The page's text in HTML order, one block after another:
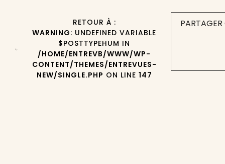
RETOUR À :
WARNING: UNDEFINED VARIABLE
$POSTTYPEHUM IN
/HOME/ENTREVB/WWW/WP-
CONTENT/THEMES/ENTREVUES-
NEW/SINGLE.PHP ON LINE 147